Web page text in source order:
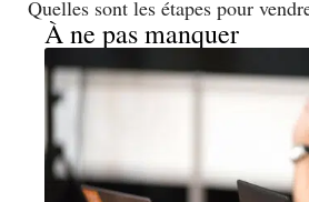
Quelles sont les étapes pour
À ne pas manquer